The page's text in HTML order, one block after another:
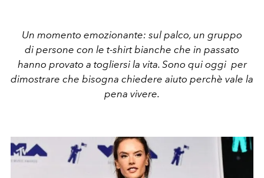
Un momento emozionante: sul palco, un gruppo
di persone con le t-shirt bianche che in passato
hanno provato a togliersi la vita. Sono qui oggi per
dimostrare che bisogna chiedere aiuto perchè vale la
pena vivere.